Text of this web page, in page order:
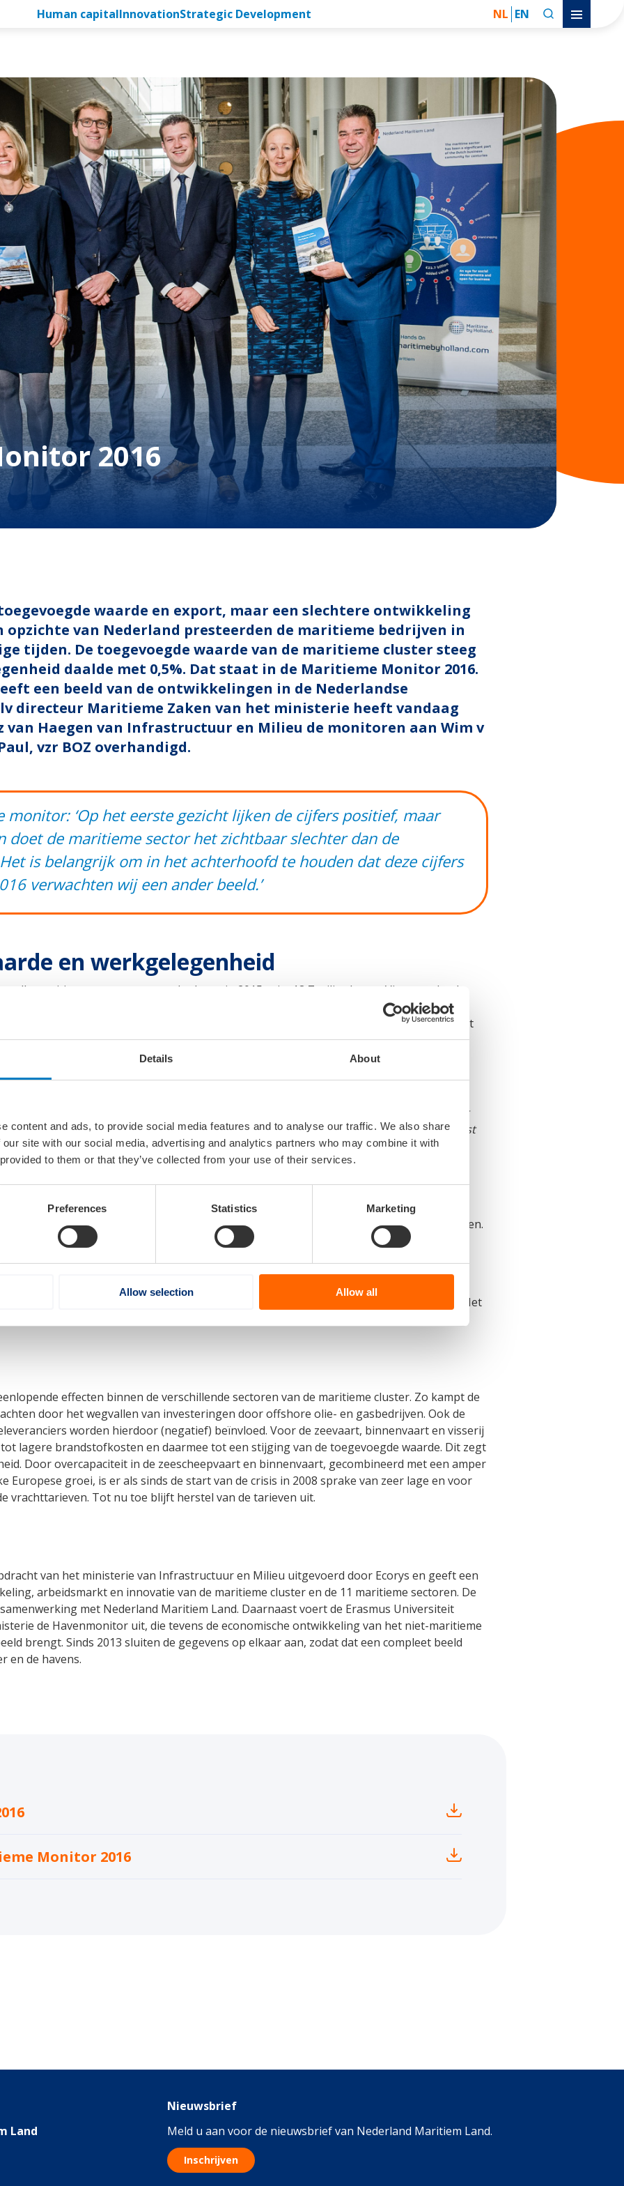
Details About
content and ads, to provide social media features and to analyse our traffic. We also share
site with our social media, advertising and analytics partners who may combine it with
to them or that they’ve collected from your use of their services.
Preferences Statistics Marketing
Allow selection Allow all
Human capitalInnovationStrategic Development NL EN
2016
waarde en export, maar een slechtere ontwikkeling
van Nederland presteerden de maritieme bedrijven in
tijden. De toegevoegde waarde van de maritieme cluster steeg
daalde met 0,5%. Dat staat in de Maritieme Monitor 2016.
een beeld van de ontwikkelingen in de Nederlandse
directeur Maritieme Zaken van het ministerie heeft vandaag
van Haegen van Infrastructuur en Milieu de monitoren aan Wim v
vzr BOZ overhandigd.
monitor: ‘Op het eerste gezicht lijken de cijfers positief, maar
doet de maritieme sector het zichtbaar slechter dan de
is belangrijk om in het achterhoofd te houden dat deze cijfers
verwachten wij een ander beeld.’
en werkgelegenheid
alle maritieme sectoren samen bedroeg in 2015 ruim 18,7 miljard euro. Via aanpalende
miljard euro bij. De cluster genereert daarmee 3,5% van het Nederlandse Bruto
bedrijven binnen de havengebieden, gerelateerd vervoer, chemie in de haven en het
genereren daar bovenop een directe toegevoegde waarde van 15,5 miljard euro en 10.2
productiewaarde van de maritieme sectoren bedroegen bijna 55 miljard euro.
in 2015 werk aan 265.000 personen. Dat is 3,0% van de Nederlandse
een vitaal deel van de Nederlandse Economie vormen. We werken graag samen met
Zeehavens om onze bijdrage in termen van meerwaarde en banen ook in de toekomst
Paul.
miljard euro. Dat is ruim 4,4% van de totale Nederlandse export aan goederen en diensten.
3,9% van de toegevoegde waarde terug in innovatie. De nationale ambitie is 2,5%. Het
effecten binnen de verschillende sectoren van de maritieme cluster. Zo kampt de
door het wegvallen van investeringen door offshore olie- en gasbedrijven. Ook de
worden hierdoor (negatief) beïnvloed. Voor de zeevaart, binnenvaart en visserij
lagere brandstofkosten en daarmee tot een stijging van de toegevoegde waarde. Dit zegt
Door overcapaciteit in de zeescheepvaart en binnenvaart, gecombineerd met een amper
Europese groei, is er als sinds de start van de crisis in 2008 sprake van zeer lage en voor
vrachttarieven. Tot nu toe blijft herstel van de tarieven uit.
van het ministerie van Infrastructuur en Milieu uitgevoerd door Ecorys en geeft een
arbeidsmarkt en innovatie van de maritieme cluster en de 11 maritieme sectoren. De
met Nederland Maritiem Land. Daarnaast voert de Erasmus Universiteit
de Havenmonitor uit, die tevens de economische ontwikkeling van het niet-maritieme
brengt. Sinds 2013 sluiten de gegevens op elkaar aan, zodat dat een compleet beeld
en de havens.
Monitor 2016
Land
Nieuwsbrief
Meld u aan voor de nieuwsbrief van Nederland Maritiem Land.
Inschrijven